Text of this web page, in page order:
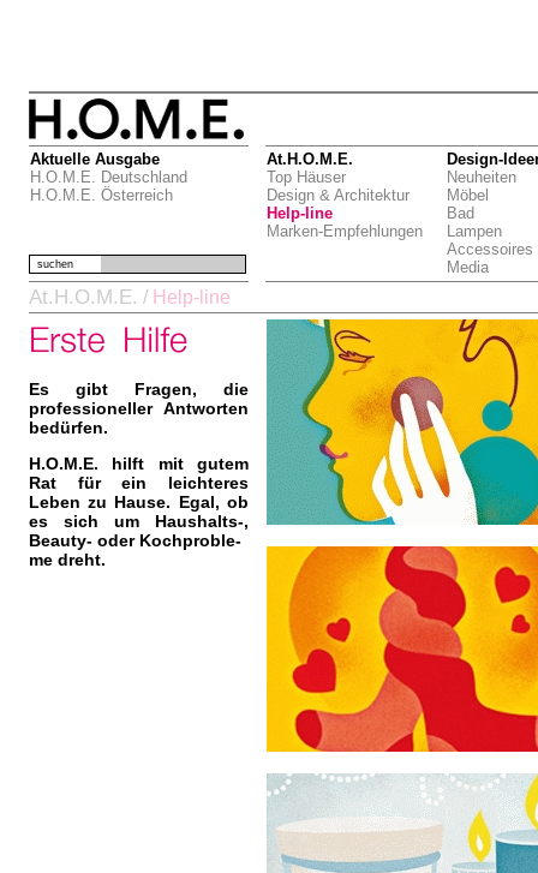
Aktuelle Ausgabe
H.O.M.E. Deutschland
H.O.M.E. Österreich
At.H.O.M.E.
Top Häuser
Design & Architektur
Help-line
Marken-Empfehlungen
Design-
Neuheiten
Möbel
Bad
Lampen
Accessoires
Media
suchen
At.H.O.M.E. / Help-line
Es gibt Fragen, die
professioneller Antworten
bedürfen.
H.O.M.E. hilft mit gutem
Rat für ein leichteres
Leben zu Hause. Egal, ob
es sich um Haushalts-,
Beauty- oder Kochproble-
me dreht.